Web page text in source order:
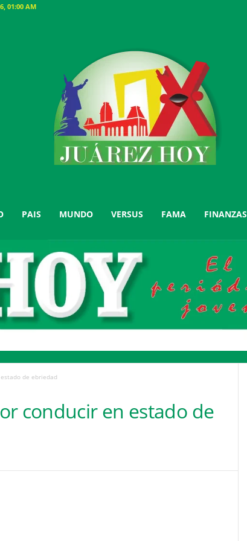
01:00 AM
PAIS MUNDO VERSUS FAMA FINANZAS
estado de ebriedad
conducir en estado de